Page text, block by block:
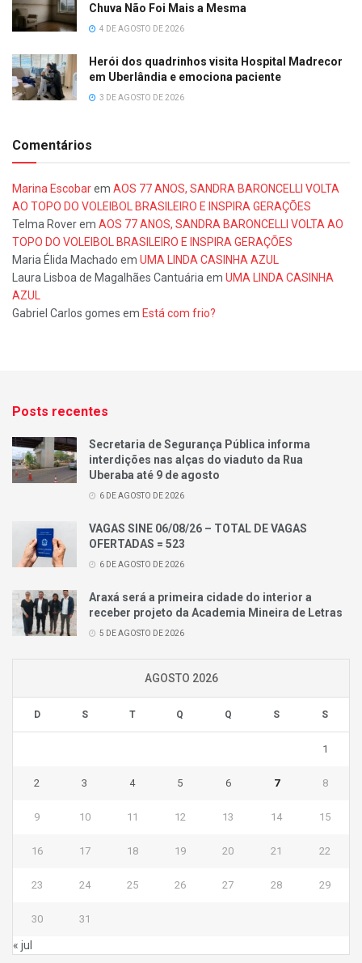
Chuva Não Foi Mais a Mesma
4 DE AGOSTO DE 2026
Herói dos quadrinhos visita Hospital Madrecor
em Uberlândia e emociona paciente
3 DE AGOSTO DE 2026
Comentários
Marina Escobarem AOS 77 ANOS, SANDRA BARONCELLI VOLTA
AO TOPO DO VOLEIBOL BRASILEIRO E INSPIRA GERAÇÕES
Telma Roverem AOS 77 ANOS, SANDRA BARONCELLI VOLTA AO
TOPO DO VOLEIBOL BRASILEIRO E INSPIRA GERAÇÕES
Maria Élida Machado em UMA LINDA CASINHA AZUL
Laura Lisboa de Magalhães Cantuária em UMA LINDA CASINHA
AZUL
Gabriel Carlos gomes em Está com frio?
Posts recentes
Secretaria de Segurança Pública informa
interdições nas alças do viaduto da Rua
Uberaba até 9 de agosto
6 DE AGOSTO DE 2026
VAGAS SINE 06/08/26 – TOTAL DE VAGAS
OFERTADAS = 523
6 DE AGOSTO DE 2026
Araxá será a primeira cidade do interior a
receber projeto da Academia Mineira de Letras
5 DE AGOSTO DE 2026
AGOSTO 2026
D S T Q Q S S
1
2 3 4 5 6 7 8
9 10 11 12 13 14 15
16 17 18 19 20 21 22
23 24 25 26 27 28 29
30 31
« jul